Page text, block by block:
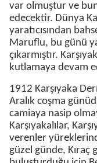
var olmuştur ve
edecektir. Dünya
yaratıcısından
Maruflu, bu günü
çıkarmıştır.
kutlamaya devam
1912 Karşıyaka
Aralık coşma
camiaya nasip
Karşıyakalılar,
verenler
güzel günde, Kıraç